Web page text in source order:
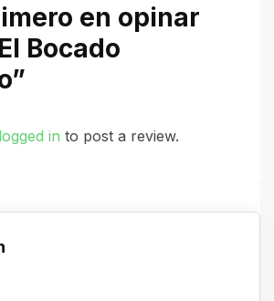
en opinar
Bocado
logged in to post a review.